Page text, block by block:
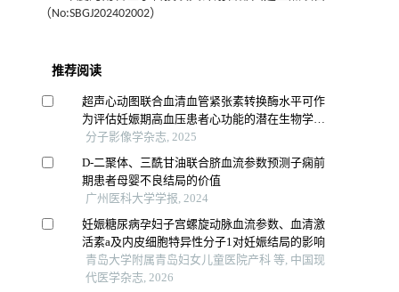
（No:SBGJ202402002）